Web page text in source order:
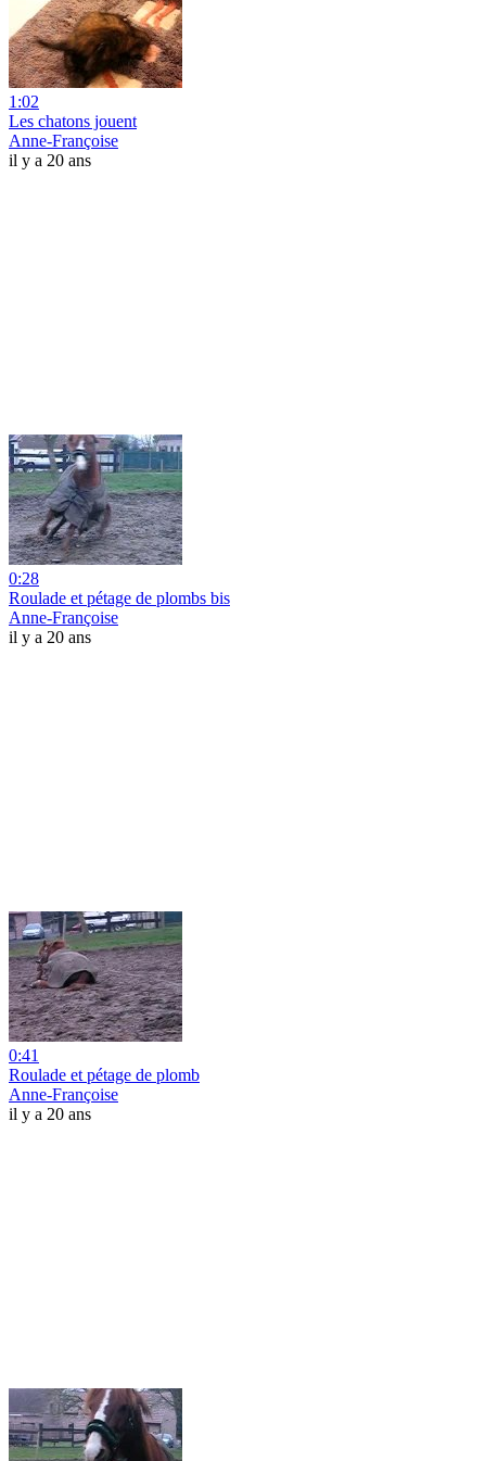
1:02
Les chatons jouent
Anne-Françoise
il y a 20 ans
0:28
Roulade et pétage de plombs bis
Anne-Françoise
il y a 20 ans
0:41
Roulade et pétage de plomb
Anne-Françoise
il y a 20 ans